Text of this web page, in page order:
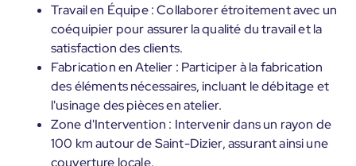
Travail en Équipe : Collaborer étroitement avec un
coéquipier pour assurer la qualité du travail et la
satisfaction des clients.
Fabrication en Atelier : Participer à la fabrication
des éléments nécessaires, incluant le débitage et
l'usinage des pièces en atelier.
Zone d'Intervention : Intervenir dans un rayon de
100 km autour de Saint-Dizier, assurant ainsi une
couverture locale.